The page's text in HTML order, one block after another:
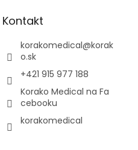
Kontakt
korakomedical@korak
o.sk
+421 915 977 188
Korako Medical na Fa
cebooku
korakomedical